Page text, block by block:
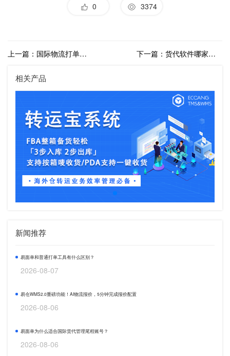
0 3374
上一篇：国际物流打单系统在哪里使用？哪个系统比较好用？ 下一篇：货代软件哪家好？解决了哪些常见难题？
相关产品
新闻推荐
易面单和普通打单工具有什么区别？
2026-08-07
易仓WMS2.0重磅功能！AI物流报价，5分钟完成报价配置
2026-08-06
易面单为什么适合国际货代管理尾程账号？
2026-08-06